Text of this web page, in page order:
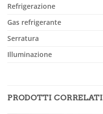
Refrigerazione
Gas refrigerante
Serratura
Illuminazione
PRODOTTI CORRELATI